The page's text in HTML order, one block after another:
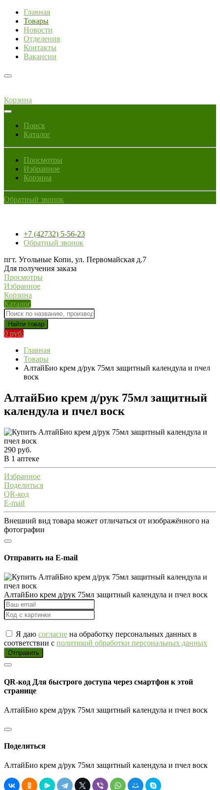
Главная
Товары
Новости
Отделения
Контакты
Вакансии
Корзина
Поиск
Каталог
Просмотры
Избранное
Корзина
Обратный звонок
+7 (42732) 5-56-23
Обратный звонок
пгт. Угольные Копи, ул. Первомайская д.7
Для получения заказа
Просмотры
Избранное
Корзина
Каталог
Найти товар
0 руб.
Главная
Товары
АлтайБио крем д/рук 75мл защитный календула и пчел
воск
АлтайБио крем д/рук 75мл защитный
календула и пчел воск
290 руб.
В 1 аптеке
Избранное
Поделиться
QR-код
E-mail
Внешний вид товара может отличаться от изображённого на
фотографии
Отправить на E-mail
АлтайБио крем д/рук 75мл защитный календула и пчел воск
Я даю согласие на обработку персональных данных в
соответствии с политикой обработки персональных данных
Отправить
QR-код Для быстрого доступа через смартфон к этой
странице
АлтайБио крем д/рук 75мл защитный календула и пчел воск
Поделиться
АлтайБио крем д/рук 75мл защитный календула и пчел воск